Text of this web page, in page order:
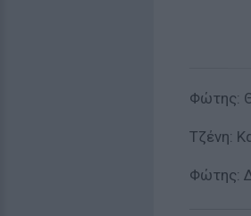
Φώτης:
Τζένη:
Φώτης: